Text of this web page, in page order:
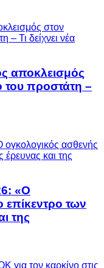
αποκλεισμός
του προστάτη –
«Ο
επίκεντρο των
της